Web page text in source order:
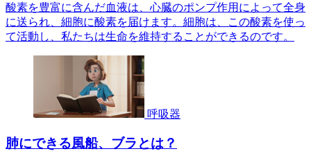
酸素を豊富に含んだ血液は、心臓のポンプ作用によって全身
に送られ、細胞に酸素を届けます。細胞は、この酸素を使っ
て活動し、私たちは生命を維持することができるのです。
呼吸器
肺にできる風船、ブラとは？